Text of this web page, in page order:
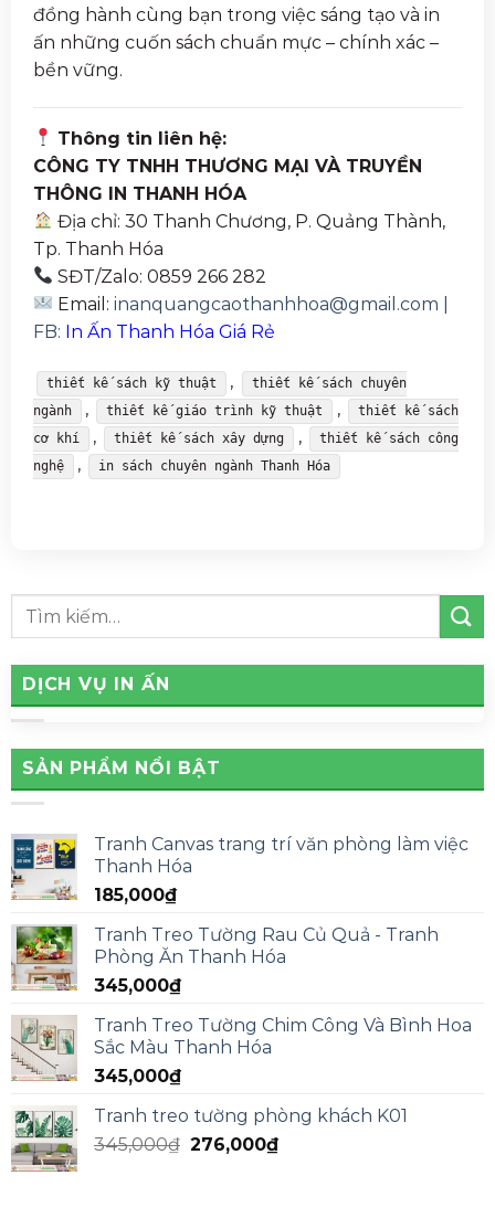
đồng hành cùng bạn trong việc sáng tạo và in
ấn những cuốn sách chuẩn mực – chính xác –
bền vững.
Thông tin liên hệ:
CÔNG TY TNHH THƯƠNG MẠI VÀ TRUYỀN
THÔNG IN THANH HÓA
Địa chỉ: 30 Thanh Chương, P. Quảng Thành,
Tp. Thanh Hóa
SĐT/Zalo: 0859 266 282
Email:inanquangcaothanhhoa@gmail.com
FB: In Ấn Thanh Hóa Giá Rẻ
thiết kế sách kỹ thuật ,
thiết kế sách chuyên
ngành
, thiết kế giáo trình kỹ thuật ,
thiết kế sách
cơ khí
, thiết kế sách xây dựng ,
thiết kế sách công
nghệ
, in sách chuyên ngành Thanh Hóa
DỊCH VỤ IN ẤN
SẢN PHẨM NỔI BẬT
Tranh Canvas trang trí văn phòng làm việc
Thanh Hóa
185,000₫
Tranh Treo Tường Rau Củ Quả - Tranh
Phòng Ăn Thanh Hóa
345,000₫
Tranh Treo Tường Chim Công Và Bình Hoa
Sắc Màu Thanh Hóa
345,000₫
Tranh treo tường phòng khách K01
345,000₫ 276,000₫